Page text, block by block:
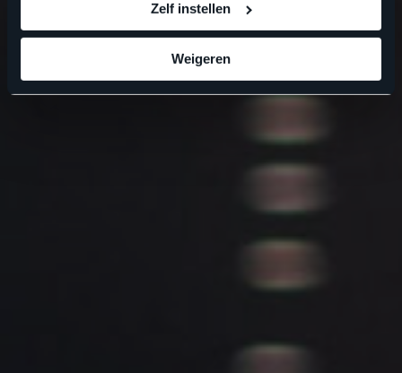
Zelf instellen
Weigeren